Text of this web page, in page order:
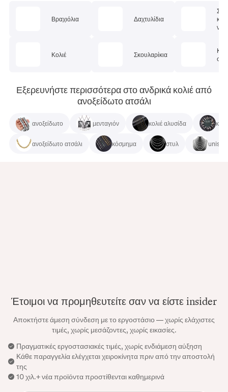
Βραχιόλια
Κολιέ
Δαχτυλίδια
Σκουλαρίκια
Σετ
ν
Εξερευνήστε περισσότερα στο ανδρικά κολιέ από
ανοξείδωτο ατσάλι
ανοξείδωτο μενταγιόν κολιέ αλυσίδα
ανοξείδωτο ατσάλι κόσμημα στυλ unisex
Έτοιμοι να προμηθευτείτε σαν να είστε insider
Αποκτήστε άμεση σύνδεση με το εργοστάσιο — χωρίς ελάχιστες
τιμές, χωρίς μεσάζοντες, χωρίς εικασίες.
Πραγματικές εργοστασιακές τιμές, χωρίς ενδιάμεση αύξηση
Κάθε παραγγελία ελέγχεται χειροκίνητα πριν από την αποστολή
της
10 χιλ.+ νέα προϊόντα προστίθενται καθημερινά